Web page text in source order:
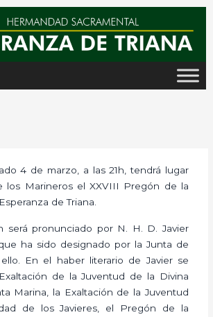
4 de marzo, a las 21h, tendrá lugar
los Marineros el XXVIII Pregón de la
de Triana.
será pronunciado por N. H. D. Javier
ha sido designado por la Junta de
En el haber literario de Javier se
de la Juventud de la Divina
Marina, la Exaltación de la Juventud
de los Javieres, el Pregón de la